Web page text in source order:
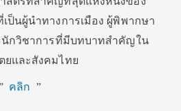
ป็นผู้นำทางการเมือง ผู้พิพากษา
นักวิชาการที่มีบทบาทสำคัญใน
ยและสังคมไทย
คลิก ”